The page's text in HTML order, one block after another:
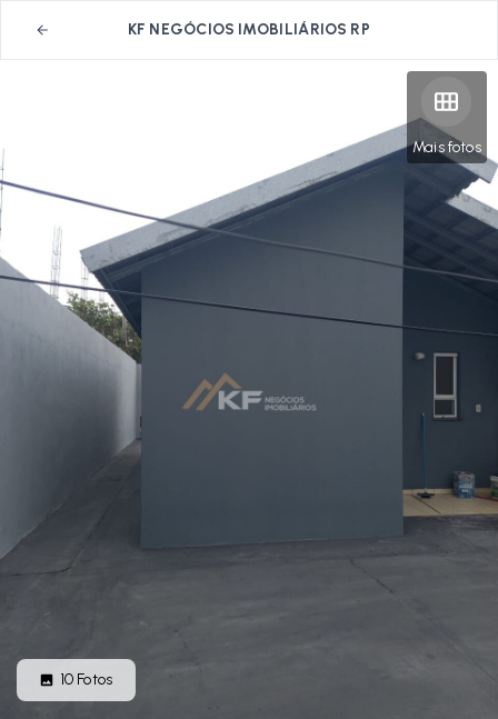
KF NEGÓCIOS IMOBILIÁRIOS RP
Mais fotos
10 Fotos